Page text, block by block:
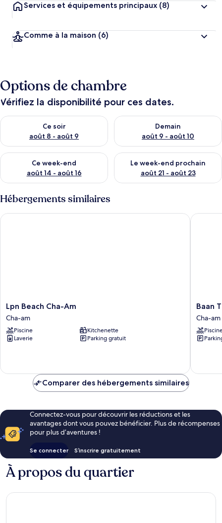
Services et équipements principaux (8)
Comme à la maison (6)
Options de chambre
Vérifiez la disponibilité pour ces dates.
Ce soir
août 8 - août 9
Vérifier la disponibilité pour ce soir août 8 - août 9
Demain
août 9 - août 10
Vérifier la disponibilité pour
Ce week-end
août 14 - août 16
Vérifier la disponibilité pour ce week-end août 14 - août 16
Le week-end prochain
août 21 - août 23
Vérifier la disponibilité pour
Hébergements similaires
Lpn
Beach
Cha-
Am
Cha-
Lpn Beach Cha-Am
Cha-am
Piscine
Kitchenette
Laverie
Parking gratuit
Lpn Beach Cha-Am
Baan
Thew
Lom
By
Baan
Cha-am
Baan
Comparer des hébergements similaires
Connectez-vous pour découvrir les réductions et les
avantages dont vous pouvez bénéficier. Plus de récompenses
pour plus d’aventures !
Se connecter S’inscrire gratuitement
À propos du quartier